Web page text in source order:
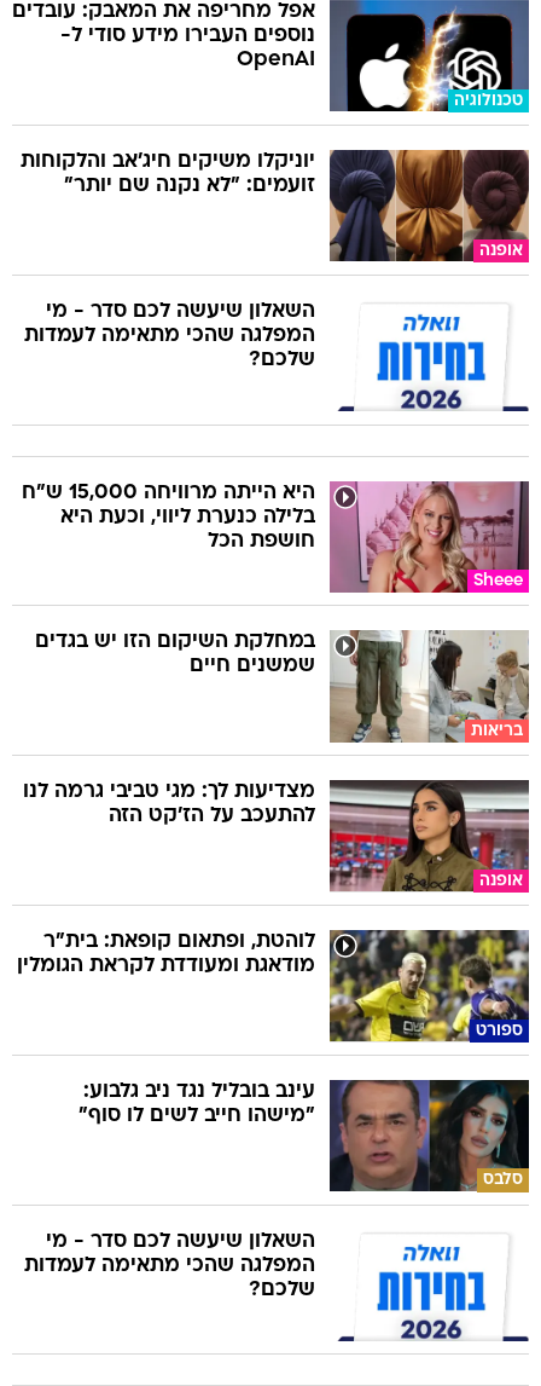
טכנולוגיה
אפל מחריפה את המאבק: עובדים
נוספים העבירו מידע סודי ל-
OpenAI
אופנה
יוניקלו משיקים חיג'אב והלקוחות
זועמים: "לא נקנה שם יותר"
השאלון שיעשה לכם סדר - מי
המפלגה שהכי מתאימה לעמדות
שלכם?
Sheee
היא הייתה מרוויחה 15,000 ש"ח
בלילה כנערת ליווי, וכעת היא
חושפת הכל
בריאות
במחלקת השיקום הזו יש בגדים
שמשנים חיים
אופנה
מצדיעות לך: מגי טביבי גרמה לנו
להתעכב על הז'קט הזה
ספורט
לוהטת, ופתאום קופאת: בית"ר
מודאגת ומעודדת לקראת הגומלין
סלבס
עינב בובליל נגד ניב גלבוע:
"מישהו חייב לשים לו סוף"
השאלון שיעשה לכם סדר - מי
המפלגה שהכי מתאימה לעמדות
שלכם?